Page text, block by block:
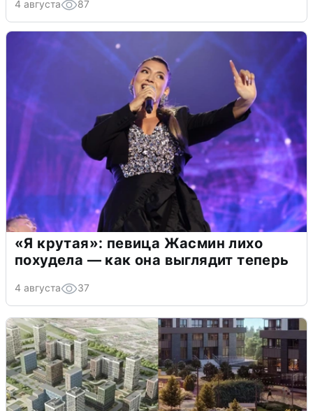
4 августа 87
«Я крутая»: певица Жасмин лихо
похудела — как она выглядит теперь
4 августа 37